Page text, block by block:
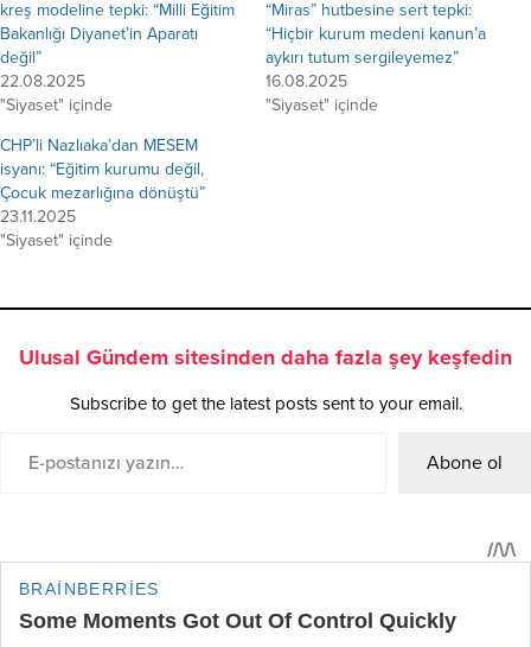
kreş modeline tepki: “Milli Eğitim
Bakanlığı Diyanet’in Aparatı
değil”
22.08.2025
"Siyaset" içinde
“Miras” hutbesine sert tepki:
“Hiçbir kurum medeni kanun’a
aykırı tutum sergileyemez”
16.08.2025
"Siyaset" içinde
CHP’li Nazlıaka’dan MESEM
isyanı: “Eğitim kurumu değil,
Çocuk mezarlığına dönüştü”
23.11.2025
"Siyaset" içinde
Ulusal Gündem sitesinden daha fazla şey keşfedin
Subscribe to get the latest posts sent to your email.
Abone ol